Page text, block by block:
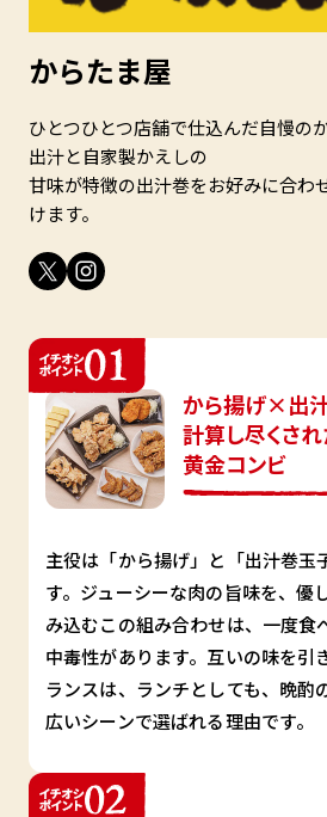
からたま屋
ひとつひとつ店舗で仕込んだ自慢の
出汁と自家製かえしの
甘味が特徴の出汁巻をお好みに合わ
けます。
から揚げ×出汁
計算し尽くさ
黄金コンビ
主役は「から揚げ」と「出汁巻玉
す。ジューシーな肉の旨味を、優
み込むこの組み合わせは、一度食
中毒性があります。互いの味を引
ランスは、ランチとしても、晩酌
広いシーンで選ばれる理由です。